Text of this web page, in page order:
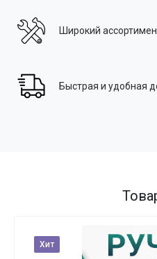
Широкий
Быстрая и удобная
Хит